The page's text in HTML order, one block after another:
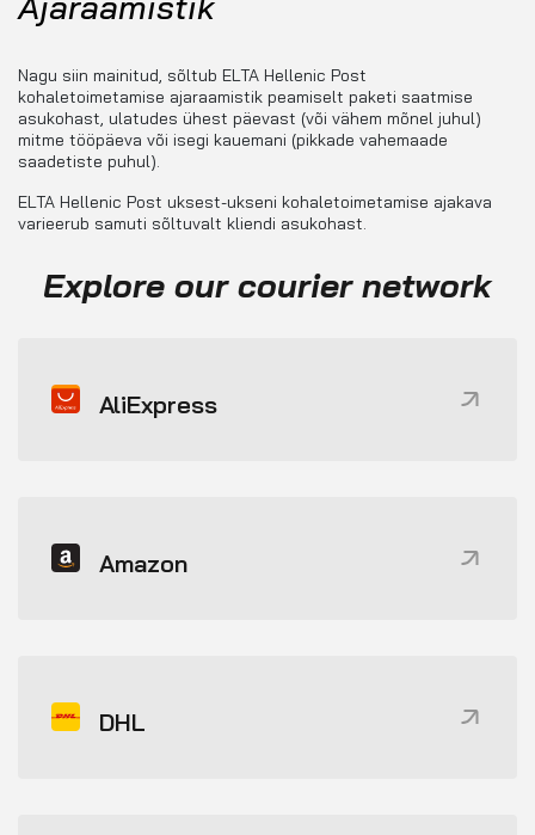
Nagu siin mainitud, sõltub ELTA Hellenic Post
kohaletoimetamise ajaraamistik peamiselt paketi saatmise
asukohast, ulatudes ühest päevast (või vähem mõnel juhul)
mitme tööpäeva või isegi kauemani (pikkade vahemaade
saadetiste puhul).
ELTA Hellenic Post uksest-ukseni kohaletoimetamise ajakava
varieerub samuti sõltuvalt kliendi asukohast.
Explore our courier network
AliExpress
Amazon
DHL